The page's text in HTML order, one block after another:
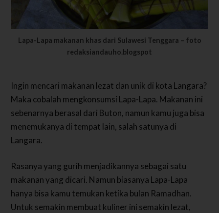
Lapa-Lapa makanan khas dari Sulawesi Tenggara – foto
redaksiandauho.blogspot
Ingin mencari makanan lezat dan unik di kota Langara?
Maka cobalah mengkonsumsi Lapa-Lapa. Makanan ini
sebenarnya berasal dari Buton, namun kamu juga bisa
menemukanya di tempat lain, salah satunya di
Langara.
Rasanya yang gurih menjadikannya sebagai satu
makanan yang dicari. Namun biasanya Lapa-Lapa
hanya bisa kamu temukan ketika bulan Ramadhan.
Untuk semakin membuat kuliner ini semakin lezat,